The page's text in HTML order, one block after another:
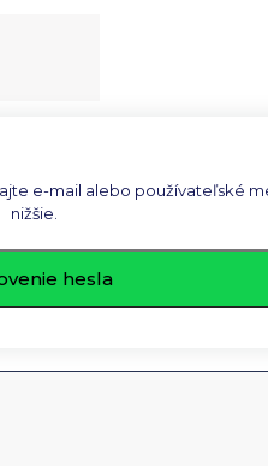
e-mail alebo používateľské
nižšie.